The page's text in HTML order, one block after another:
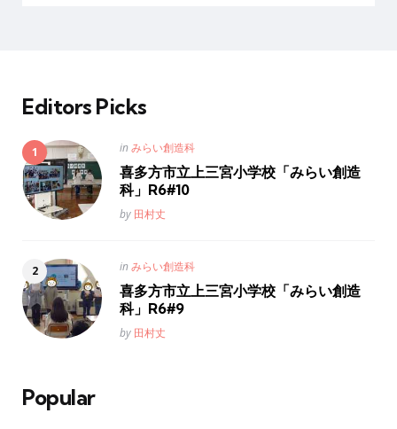
Editors Picks
Posted
in
in みらい創造科
喜多方市立上三宮小学校「みらい創造
科」R6#10
Posted
by 田村丈
Posted
in
in みらい創造科
喜多方市立上三宮小学校「みらい創造
科」R6#9
Posted
by 田村丈
Popular